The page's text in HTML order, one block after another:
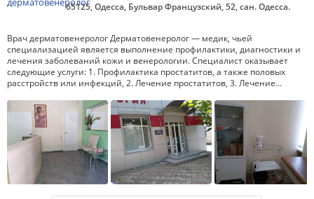
65125, Одесса, Бульвар Французский, 52, сан. Одесса.
Врач дерматовенеролог Дерматовенеролог — медик, чьей
специализацией является выполнение профилактики, диагностики и
лечения заболеваний кожи и венерологии. Специалист оказывает
следующие услуги: 1. Профилактика простатитов, а также половых
расстройств или инфекций, 2. Лечение простатитов, 3. Лечение…